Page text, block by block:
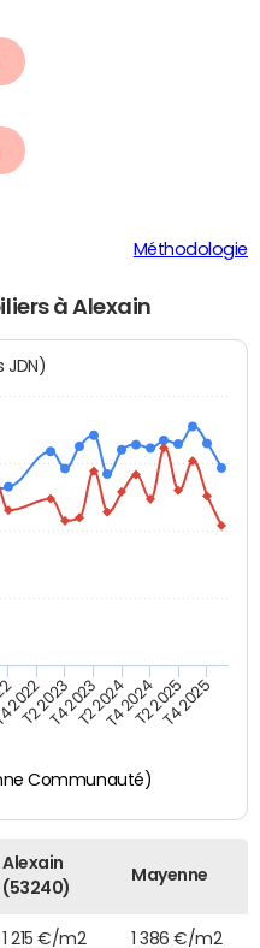
Méthodologie
à Alexain
JDN)
Communauté)
2022
T2 2023T4 2023T2 2024T4 2024T2 2025T4 2025
Alexain
(53240)
Mayenne
1 215 €/m2 1 386 €/m2